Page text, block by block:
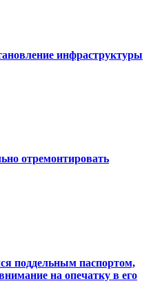
инфраструктуры
отремонтировать
поддельным паспортом,
на опечатку в его